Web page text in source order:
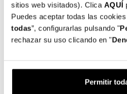
sitios web visitados). Clica AQUÍ
Puedes aceptar todas las cookies
todas”, configurarlas pulsando "
rechazar su uso clicando en "
Permitir
Película de Vidro temperado
Blue-ray para iPhone 12 Mini
Anti Blue-ray para